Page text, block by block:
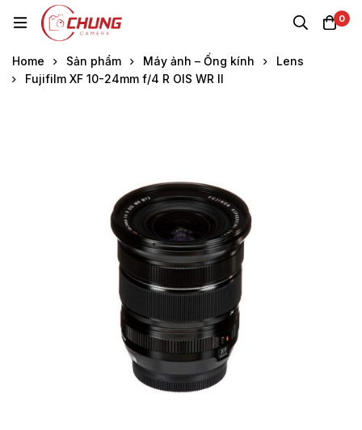
0
Home Sản phẩm Máy ảnh – Ống kính
Lens
Fujifilm XF 10-24mm f/4 R OIS WR II